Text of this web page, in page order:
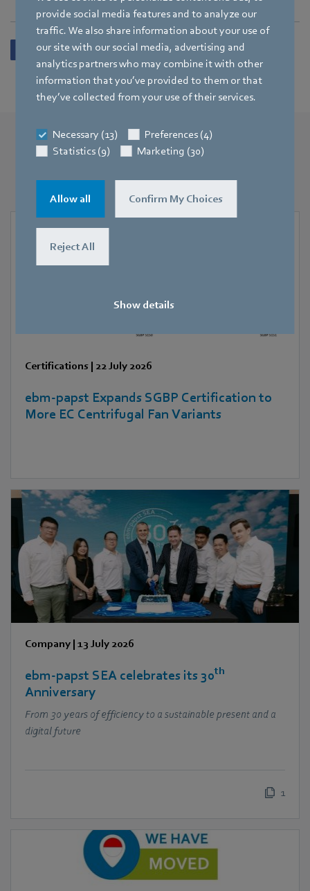
provide social media features and to analyze our
traffic. We also share information about your use of
our site with our social media, advertising and
analytics partners who may combine it with other
information that you’ve provided to them or that
they’ve collected from your use of their services.
Necessary (13)
Preferences (4)
Statistics (9)
Marketing (30)
Allow all Confirm My Choices
Reject All
Show details
More press releases
Certifications | 22 July 2026
ebm‑papst Expands SGBP Certification to
More EC Centrifugal Fan Variants
Company | 13 July 2026
ebm‑papst SEA celebrates its 30th
Anniversary
From 30 years of efficiency to a sustainable present and a
digital future
1